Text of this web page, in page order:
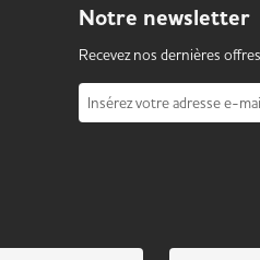
Notre newsletter
Recevez nos dernières
Insérez votre adresse e-